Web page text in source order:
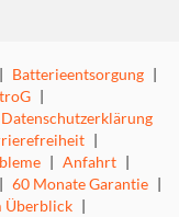
| Batterieentsorgung |
|
Datenschutzerklärung
|
| Anfahrt |
| 60 Monate Garantie |
Überblick |